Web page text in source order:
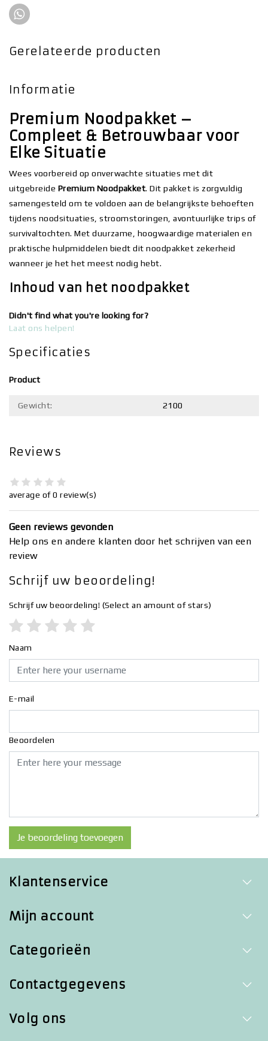
Gerelateerde producten
Informatie
Premium Noodpakket –
Compleet & Betrouwbaar voor
Elke Situatie
Wees voorbereid op onverwachte situaties met dit
uitgebreide Premium Noodpakket. Dit pakket is zorgvuldig
samengesteld om te voldoen aan de belangrijkste behoeften
tijdens noodsituaties, stroomstoringen, avontuurlijke trips of
survivaltochten. Met duurzame, hoogwaardige materialen en
praktische hulpmiddelen biedt dit noodpakket zekerheid
wanneer je het het meest nodig hebt.
Inhoud van het noodpakket
Didn't find what you're looking for?
Laat ons helpen!
Specificaties
Product
Gewicht: 2100
Reviews
average of 0 review(s)
Geen reviews gevonden
Help ons en andere klanten door het schrijven van een
review
Schrijf uw beoordeling!
Schrijf uw beoordeling! (Select an amount of stars)
Naam
E-mail
Beoordelen
Je beoordeling toevoegen
Klantenservice
Mijn account
Categorieën
Contactgegevens
Volg ons